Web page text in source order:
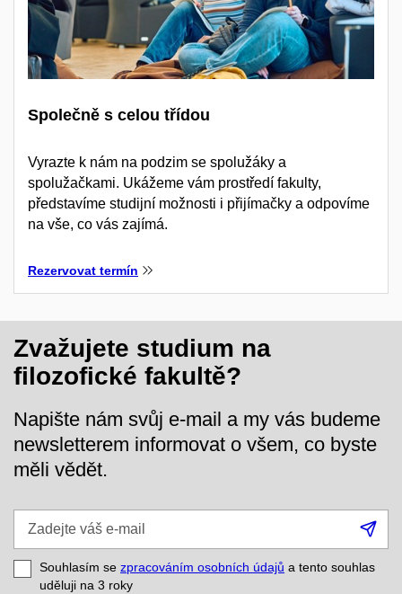
Společně s celou třídou
Vyrazte k nám na podzim se spolužáky a
spolužačkami. Ukážeme vám prostředí fakulty,
představíme studijní možnosti i přijímačky a odpovíme
na vše, co vás zajímá.
Rezervovat termín
Zvažujete studium na
filozofické fakultě?
Napište nám svůj e-mail a my vás budeme
newsletterem informovat o všem, co byste
měli vědět.
e-
mail
Souhlasím se zpracováním osobních údajů a tento souhlas
uděluji na 3 roky